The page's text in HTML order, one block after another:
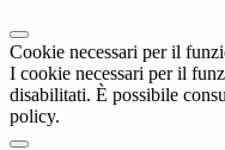
Cookie necessari per il
I cookie necessari per il
disabilitati. È possibile
policy.